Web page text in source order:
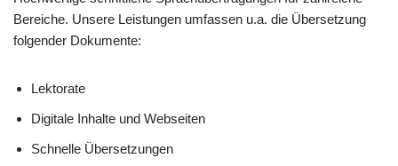
Bereiche. Unsere Leistungen umfassen u.a. die Übersetzung
folgender Dokumente:
Lektorate
Digitale Inhalte und Webseiten
Schnelle Übersetzungen